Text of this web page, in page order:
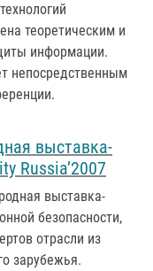
теоретическим и
информации.
непосредственным
выставка-
Russia’2007
выставка-
безопасности,
отрасли из
зарубежья.